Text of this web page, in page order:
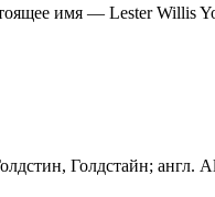
имя — Lester
Голдстайн; англ.